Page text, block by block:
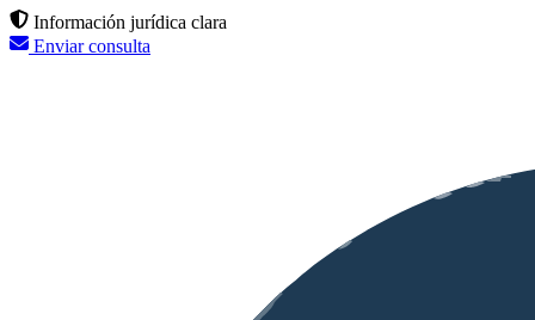
Información jurídica clara
Enviar consulta